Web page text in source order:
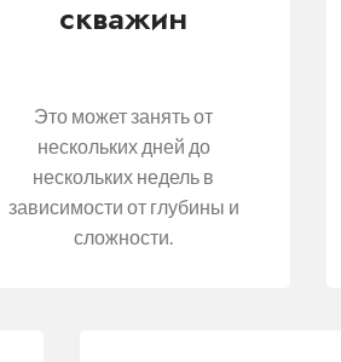
скважин
Это может занять от
нескольких дней до
нескольких недель в
зависимости от глубины и
сложности.